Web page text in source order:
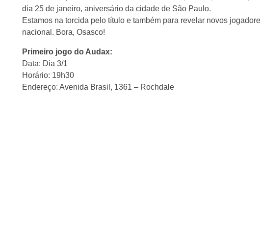
dia 25 de janeiro, aniversário da cidade de São Paulo.
Estamos na torcida pelo título e também para revelar novos
nacional. Bora, Osasco!
Primeiro jogo do Audax:
Data: Dia 3/1
Horário: 19h30
Endereço: Avenida Brasil, 1361 – Rochdale